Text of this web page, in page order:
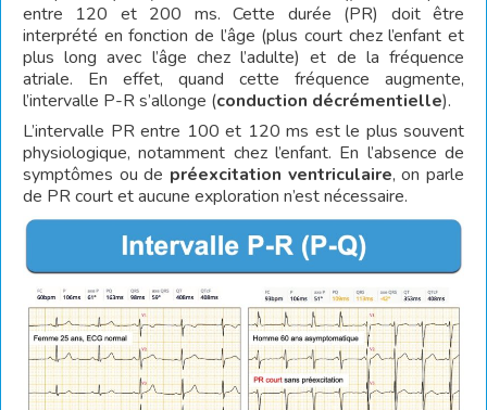
entre 120 et 200 ms. Cette durée (PR) doit être
interprété en fonction de l’âge (plus court chez l’enfant et
plus long avec l’âge chez l’adulte) et de la fréquence
atriale. En effet, quand cette fréquence augmente,
l’intervalle P-R s’allonge (conduction décrémentielle).
L’intervalle PR entre 100 et 120 ms est le plus souvent
physiologique, notamment chez l’enfant. En l’absence de
symptômes ou de préexcitation ventriculaire, on parle
de PR court et aucune exploration n’est nécessaire.